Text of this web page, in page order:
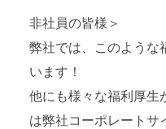
非社員の皆様＞
弊社では、このような
います！
他にも様々な福利厚生
は弊社コーポレートサ